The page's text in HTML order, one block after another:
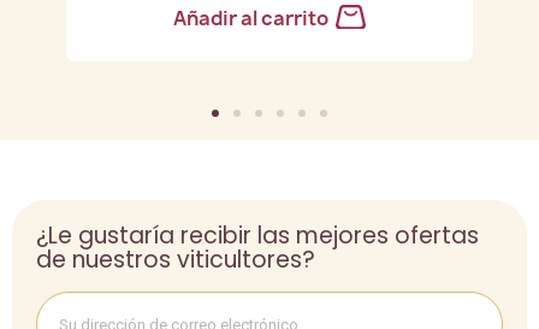
Añadir al carrito
¿Le gustaría recibir las mejores ofertas
de nuestros viticultores?